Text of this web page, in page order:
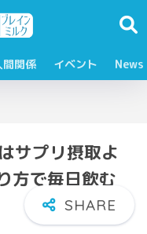
間関係 イベント News
サプリ摂取よ
方で毎日飲む